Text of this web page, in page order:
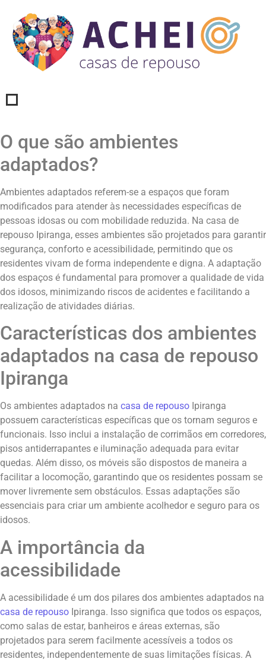
O que são ambientes
adaptados?
Ambientes adaptados referem-se a espaços que foram
modificados para atender às necessidades específicas de
pessoas idosas ou com mobilidade reduzida. Na casa de
repouso Ipiranga, esses ambientes são projetados para garantir
segurança, conforto e acessibilidade, permitindo que os
residentes vivam de forma independente e digna. A adaptação
dos espaços é fundamental para promover a qualidade de vida
dos idosos, minimizando riscos de acidentes e facilitando a
realização de atividades diárias.
Características dos ambientes
adaptados na casa de repouso
Ipiranga
Os ambientes adaptados na casa de repouso Ipiranga
possuem características específicas que os tornam seguros e
funcionais. Isso inclui a instalação de corrimãos em corredores,
pisos antiderrapantes e iluminação adequada para evitar
quedas. Além disso, os móveis são dispostos de maneira a
facilitar a locomoção, garantindo que os residentes possam se
mover livremente sem obstáculos. Essas adaptações são
essenciais para criar um ambiente acolhedor e seguro para os
idosos.
A importância da
acessibilidade
A acessibilidade é um dos pilares dos ambientes adaptados na
casa de repouso Ipiranga. Isso significa que todos os espaços,
como salas de estar, banheiros e áreas externas, são
projetados para serem facilmente acessíveis a todos os
residentes, independentemente de suas limitações físicas. A